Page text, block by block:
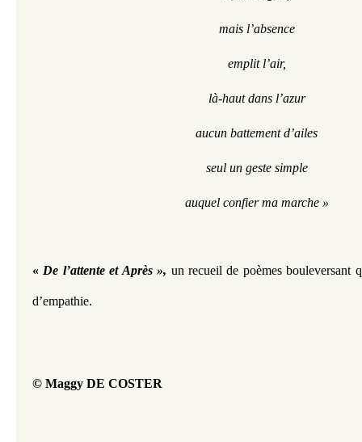
mais l’absence
emplit l’air,
là-haut dans l’azur
aucun battement d’ailes
seul un geste simple
auquel confier ma marche »
« De l’attente et Après », un recueil de poèmes bouleversant
d’empathie.
© Maggy DE COSTER